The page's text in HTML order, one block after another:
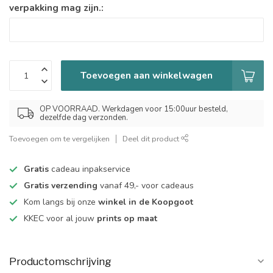
verpakking mag zijn.:
Toevoegen aan winkelwagen
OP VOORRAAD. Werkdagen voor 15:00uur besteld,
dezelfde dag verzonden.
Toevoegen om te vergelijken Deel dit product
Gratis cadeau inpakservice
Gratis verzending vanaf 49,- voor cadeaus
Kom langs bij onze winkel in de Koopgoot
KKEC voor al jouw prints op maat
Productomschrijving